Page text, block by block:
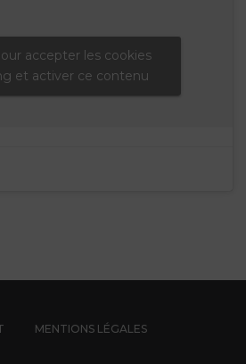
accepter les cookies
et activer ce contenu
MENTIONS LÉGALES